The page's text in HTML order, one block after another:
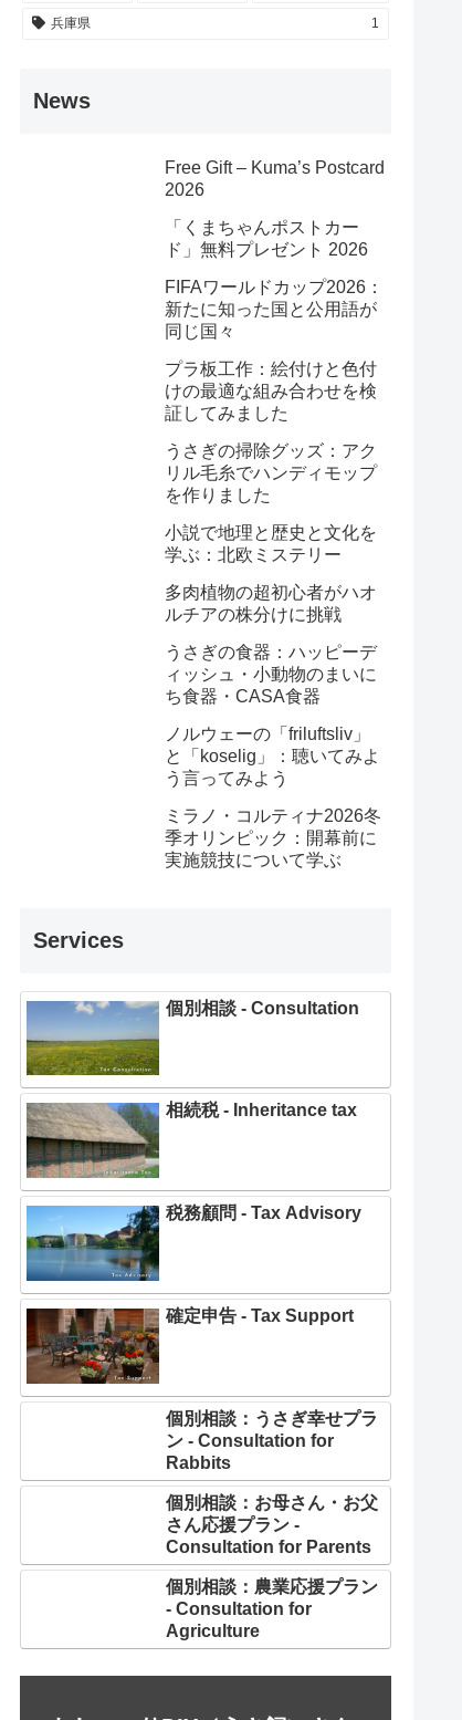
兵庫県 1
News
Free Gift – Kuma’s Postcard
2026
「くまちゃんポストカー
ド」無料プレゼント 2026
FIFAワールドカップ2026：
新たに知った国と公用語が
同じ国々
プラ板工作：絵付けと色付
けの最適な組み合わせを検
証してみました
うさぎの掃除グッズ：アク
リル毛糸でハンディモップ
を作りました
小説で地理と歴史と文化を
学ぶ：北欧ミステリー
多肉植物の超初心者がハオ
ルチアの株分けに挑戦
うさぎの食器：ハッピーデ
ィッシュ・小動物のまいに
ち食器・CASA食器
ノルウェーの「friluftsliv」
と「koselig」：聴いてみよ
う言ってみよう
ミラノ・コルティナ2026冬
季オリンピック：開幕前に
実施競技について学ぶ
Services
個別相談 - Consultation
相続税 - Inheritance tax
税務顧問 - Tax Advisory
確定申告 - Tax Support
個別相談：うさぎ幸せプラ
ン - Consultation for
Rabbits
個別相談：お母さん・お父
さん応援プラン -
Consultation for Parents
個別相談：農業応援プラン
- Consultation for
Agriculture